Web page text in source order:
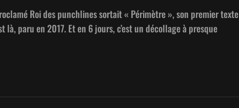
Roi des punch­lines sor­tait « Périmètre », son pre­mier texte
là, paru en 2017. Et en 6 jours, c’est un décol­lage à presque